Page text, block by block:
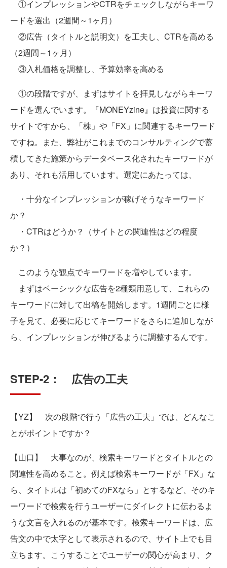
①インプレッションやCTRをチェックしながらキーワ
ードを選出（2週間～1ヶ月）
②広告（タイトルと説明文）を工夫し、CTRを高める
（2週間～1ヶ月）
③入札価格を調整し、予算効率を高める
①の段階ですが、まずはサイトを拝見しながらキーワ
ードを選んでいます。『MONEYzine』は投資に関する
サイトですから、「株」や「FX」に関連するキーワード
ですね。また、弊社がこれまでのコンサルティングで蓄
積してきた施策からデータベース化されたキーワードが
あり、それも活用しています。選定にあたっては、
・十分なインプレッションが稼げそうなキーワード
か？
・CTRはどうか？（サイトとの関連性はどの程度
か？）
このような観点でキーワードを増やしています。
まずはベーシックな広告を2種類用意して、これらの
キーワードに対して出稿を開始します。1週間ごとに様
子を見て、必要に応じてキーワードをさらに追加しなが
ら、インプレッションが伸びるように調整するんです。
STEP-2： 広告の工夫
【YZ】 次の段階で行う「広告の工夫」では、どんなこ
とがポイントですか？
【山口】 大事なのが、検索キーワードとタイトルとの
関連性を高めること。例えば検索キーワードが「FX」な
ら、タイトルは「初めてのFXなら」とするなど、そのキ
ーワードで検索を行うユーザーにダイレクトに伝わるよ
うな文言を入れるのが基本です。検索キーワードは、広
告文の中で太字として表示されるので、サイト上でも目
立ちます。こうすることでユーザーの関心が高まり、ク